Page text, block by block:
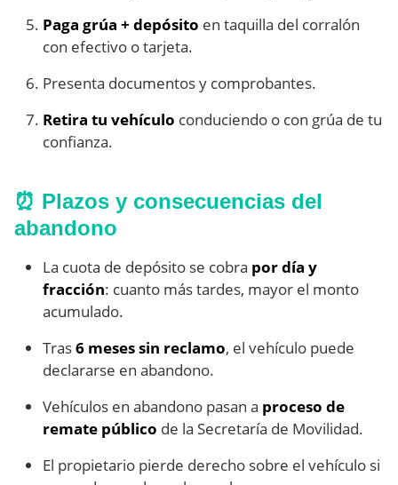
Paga grúa + depósito en taquilla del corralón
con efectivo o tarjeta.
Presenta documentos y comprobantes.
Retira tu vehículo conduciendo o con grúa de tu
confianza.
⏰ Plazos y consecuencias del
abandono
La cuota de depósito se cobra por día y
fracción: cuanto más tardes, mayor el monto
acumulado.
Tras6 meses sin reclamo, el vehículo puede
declararse en abandono.
Vehículos en abandono pasan a proceso de
remate público de la Secretaría de Movilidad.
El propietario pierde derecho sobre el vehículo si